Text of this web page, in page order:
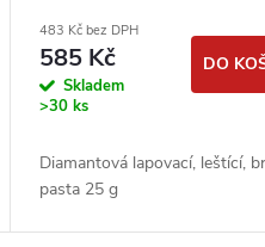
483 Kč bez DPH
585 Kč
Skladem
>30 ks
DO
Diamantová lapovací, leštící,
pasta 25 g